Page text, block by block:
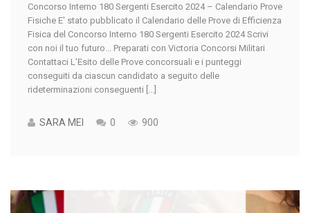
Concorso Interno 180 Sergenti Esercito 2024 – Calendario Prove
Fisiche E' stato pubblicato il Calendario delle Prove di Efficienza
Fisica del Concorso Interno 180 Sergenti Esercito 2024 Scrivi
con noi il tuo futuro... Preparati con Victoria Concorsi Militari
Contattaci L’Esito delle Prove concorsuali e i punteggi
conseguiti da ciascun candidato a seguito delle
rideterminazioni conseguenti [...]
SARA MEI 0 900